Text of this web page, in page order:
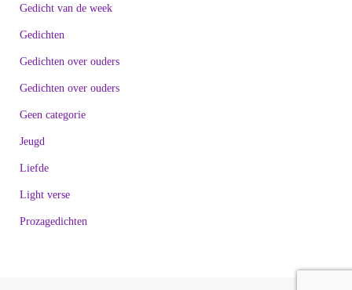
Gedicht van de week
Gedichten
Gedichten over ouders
Gedichten over ouders
Geen categorie
Jeugd
Liefde
Light verse
Prozagedichten